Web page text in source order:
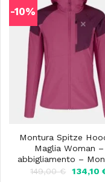
-10%
Montura Spitze
Maglia Woman –
abbigliamento –
149,00€
Il
prezzo
134,10